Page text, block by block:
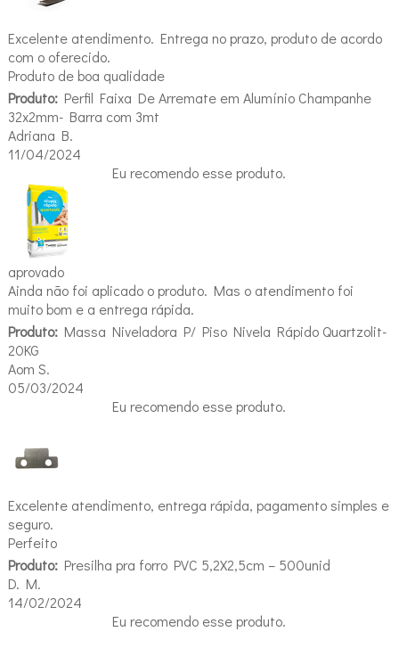
Excelente atendimento. Entrega no prazo, produto de acordo
com o oferecido.
Produto de boa qualidade
Produto:Perfil Faixa De Arremate em Alumínio Champanhe
32x2mm- Barra com 3mt
Adriana B.
11/04/2024
Eu recomendo esse produto.
aprovado
Ainda não foi aplicado o produto. Mas o atendimento foi
muito bom e a entrega rápida.
Produto:Massa Niveladora P/ Piso Nivela Rápido Quartzolit-
20KG
Aom S.
05/03/2024
Eu recomendo esse produto.
Excelente atendimento, entrega rápida, pagamento simples e
seguro.
Perfeito
Produto:Presilha pra forro PVC 5,2X2,5cm – 500unid
D. M.
14/02/2024
Eu recomendo esse produto.